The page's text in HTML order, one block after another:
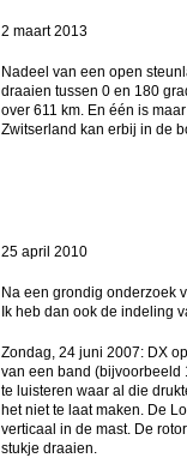
2 maart 2013
Nadeel van een open
draaien tussen 0 en 180
over 611 km. En één is
Zwitserland kan erbij in de
25 april 2010
Na een grondig onderzoek
Ik heb dan ook de indeling
Zondag, 24 juni 2007: DX
van een band (bijvoorbeeld
te luisteren waar al die
het niet te laat maken. De
verticaal in de mast. De
stukje draaien.